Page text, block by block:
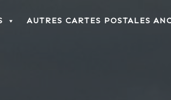
AUTRES CARTES POSTALES